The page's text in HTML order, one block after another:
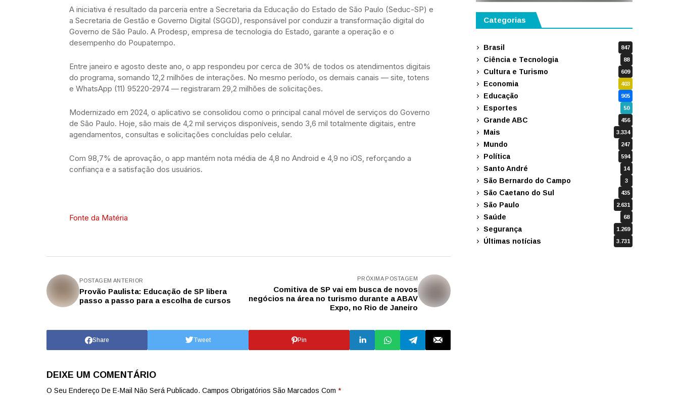
A iniciativa é resultado da parceria entre a Secretaria da Educação do Estado de São Paulo (Seduc-SP) e
a Secretaria de Gestão e Governo Digital (SGGD), responsável por conduzir a transformação digital do
Governo de São Paulo. A Prodesp, empresa de tecnologia do Estado, garante a operação e o
desempenho do Poupatempo.
Entre janeiro e agosto deste ano, o app respondeu por cerca de 30% de todos os atendimentos digitais
do programa, somando 12,2 milhões de interações. No mesmo período, os demais canais — site, totens
e WhatsApp (11) 95220-2974 — registraram 29,2 milhões de solicitações.
Modernizado em 2024, o aplicativo se consolidou como o principal canal móvel de serviços do Governo
de São Paulo. Hoje, são mais de 4,2 mil serviços disponíveis, sendo 3,6 mil totalmente digitais, entre
agendamentos, consultas e solicitações concluídas pelo celular.
Com 98,7% de aprovação, o app mantém nota média de 4,8 no Android e 4,9 no iOS, reforçando a
confiança e a satisfação dos usuários.
Fonte da Matéria
POSTAGEM ANTERIOR
Provão Paulista: Educação de SP libera
passo a passo para a escolha de cursos
PRÓXIMA POSTAGEM
Comitiva de SP vai em busca de novos
negócios na área no turismo durante a ABAV
Expo, no Rio de Janeiro
Share Tweet Pin
DEIXE UM COMENTÁRIO
O Seu Endereço De E-Mail Não Será Publicado. Campos Obrigatórios São Marcados Com *
Categorias
Brasil 847
Ciência e Tecnologia 88
Cultura e Turismo 609
Economia 403
Educação 905
Esportes 50
Grande ABC 456
Mais 3.334
Mundo 247
Política 594
Santo André 14
São Bernardo do Campo 3
São Caetano do Sul 435
São Paulo 2.631
Saúde 68
Segurança 1.269
Últimas notícias 3.731